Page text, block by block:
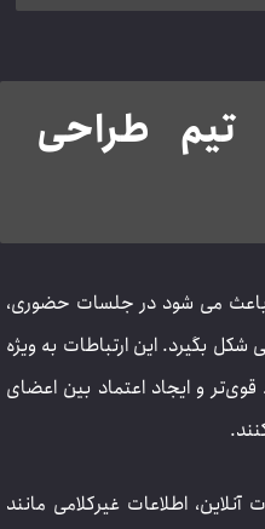
تیم طراحی
می شود در جلسات حضوری،
شکل بگیرد. این ارتباطات به ویژه
قوی‌تر و ایجاد اعتماد بین اعضای
اطلاعات غیرکلامی مانند